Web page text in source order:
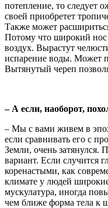
потепление, то следует
своей приобретет
Также может
Потому что широкий нос
воздух. Вырастут
испарение воды. Может
Вытянутый череп
– А если, наоборот,
– Мы с вами живем в
если сравнивать его с
Земли, очень затянулся.
вариант. Если случится
коренастыми, как
климате у людей
мускулатура, иногда
чем ближе форма тела к